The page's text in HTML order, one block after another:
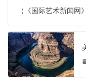
（《国际艺术新闻